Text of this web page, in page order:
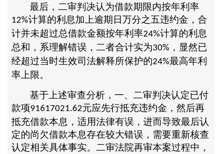
最后，二审判决认为借款期限内按年利率
12%计算的利息加上逾期日万分之五违约金，合
计并未超过总借款金额按年利率24%计算的利息
总和，系理解错误，二者合计实为30% ，显然已
经超过当时生效司法解释所保护的24%最高年利
率上限。
基于上述审查分析，一、二审判决认定已付
款项91617021.62元应先行抵充违约金，然后再
抵充借款本息，适用法律有误，进而导致最后认
定的尚欠借款本息存在较大错误，需要重新核查
认定相关具体事实。二审法院再审本案过程中，